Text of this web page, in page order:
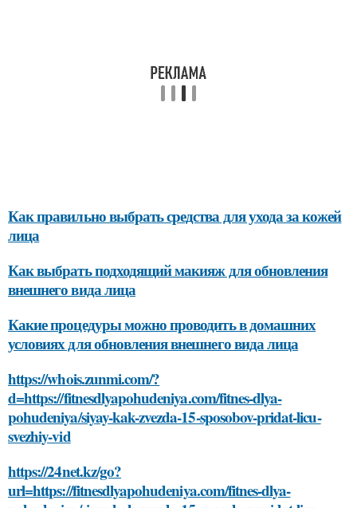
Как правильно выбрать средства для ухода за кожей
лица
Как выбрать подходящий макияж для обновления
внешнего вида лица
Какие процедуры можно проводить в домашних
условиях для обновления внешнего вида лица
https://whois.zunmi.com/?
d=https://fitnesdlyapohudeniya.com/fitnes-dlya-
pohudeniya/siyay-kak-zvezda-15-sposobov-pridat-licu-
svezhiy-vid
https://24net.kz/go?
url=https://fitnesdlyapohudeniya.com/fitnes-dlya-